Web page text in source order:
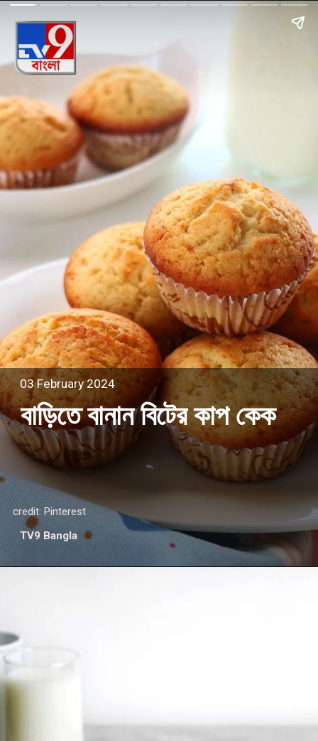
03 February 2024
বাড়িতে বানান বিটের কাপ কেক
credit: Pinterest
TV9 Bangla